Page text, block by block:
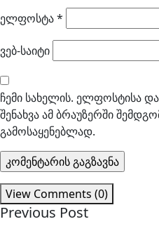
ელფოსტა*
ვებ-საიტი
ჩემი სახელის. ელფოსტისა
შენახვა ამ ბრაუზერში
გამოსაყენებლად.
View Comments (0)
Previous Post